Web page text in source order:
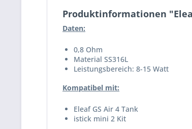
Produktinformationen
Daten:
0,8 Ohm
Material SS316L
Leistungsbereich: 8-15 Watt
Kompatibel mit:
Eleaf GS Air 4 Tank
istick mini 2 Kit